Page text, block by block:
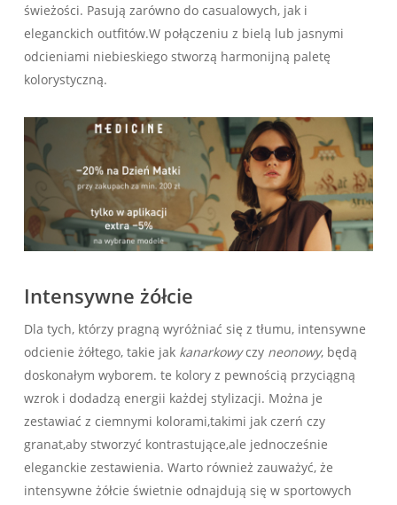
świeżości.⁢ Pasują zarówno do casualowych,​ jak​ i
eleganckich outfitów.W połączeniu z bielą lub jasnymi
odcieniami niebieskiego stworzą harmonijną paletę
kolorystyczną.
Intensywne żółcie
Dla tych, którzy pragną wyróżniać się z tłumu, intensywne
odcienie żółtego, takie jak kanarkowyczy neonowy, będą
doskonałym​ wyborem. te kolory z pewnością ⁤przyciągną
wzrok i dodadzą energii ⁤każdej stylizacji. Można je
zestawiać z ciemnymi kolorami,takimi jak‌ czerń czy⁣
granat,aby stworzyć kontrastujące,ale ⁤jednocześnie
eleganckie zestawienia. Warto również zauważyć, że⁣
intensywne żółcie świetnie odnajdują się⁢ w sportowych